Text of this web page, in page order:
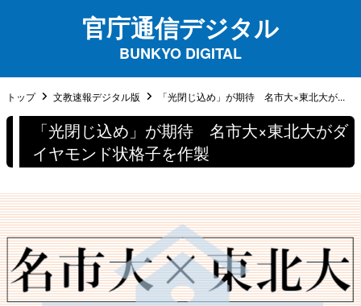
官庁通信デジタル
BUNKYO DIGITAL
トップ 文教速報デジタル版 「光閉じ込め」が期待 名市大×東北大が...
「光閉じ込め」が期待 名市大×東北大がダ
イヤモンド状格子を作製